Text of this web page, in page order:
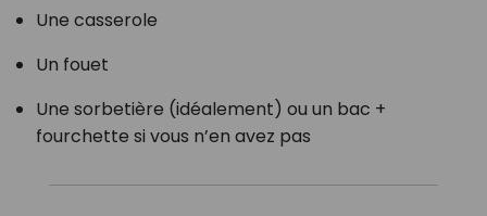
Une casserole
Un fouet
Une sorbetière (idéalement) ou un bac +
fourchette si vous n’en avez pas